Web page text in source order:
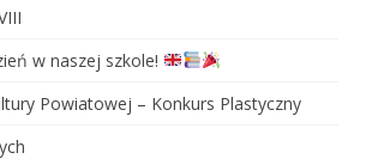
w naszej szkole!
Powiatowej – Konkurs Plastyczny